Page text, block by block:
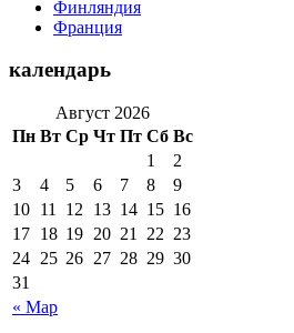
Финляндия
Франция
календарь
Август 2026
Пн Вт Ср Чт Пт Сб Вс
« Мар
1
2
3
4 5 6 7 8
9
10 11 12 13 14 15 16
17 18 19 20 21 22 23
24 25 26 27 28 29 30
31